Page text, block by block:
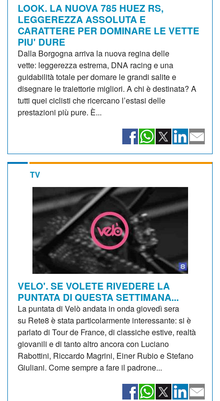
LOOK. LA NUOVA 785 HUEZ RS,
LEGGEREZZA ASSOLUTA E
CARATTERE PER DOMINARE LE VETTE
PIU' DURE
Dalla Borgogna arriva la nuova regina delle
vette: leggerezza estrema, DNA racing e una
guidabilità totale per domare le grandi salite e
disegnare le traiettorie migliori. A chi è destinata? A
tutti quei ciclisti che ricercano l’estasi delle
prestazioni più pure. È...
TV
VELO'. SE VOLETE RIVEDERE LA
PUNTATA DI QUESTA SETTIMANA...
La puntata di Velò andata in onda giovedì sera
su Rete8 è stata particolarmente interessante: si è
parlato di Tour de France, di classiche estive, realtà
giovanili e di tanto altro ancora con Luciano
Rabottini, Riccardo Magrini, Einer Rubio e Stefano
Giuliani. Come sempre a fare il padrone...